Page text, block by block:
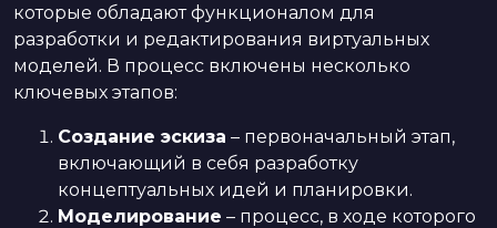
которые обладают функционалом для
разработки и редактирования виртуальных
моделей. В процесс включены несколько
ключевых этапов:
Создание эскиза – первоначальный этап,
включающий в себя разработку
концептуальных идей и планировки.
Моделирование – процесс, в ходе которого